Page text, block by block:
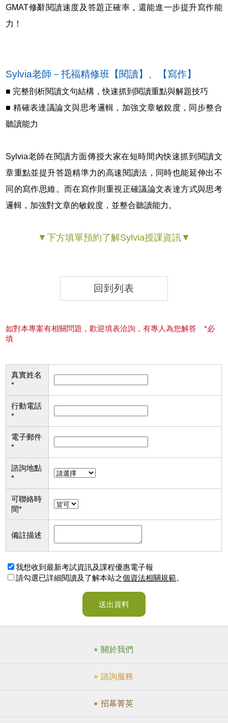
GMAT修辭閱讀速度及答題正確率，還能進一步提升寫作能
力！
Sylvia老師－托福精修班【閱讀】、【寫作】
■ 完整剖析閱讀文句結構，快速抓到閱讀重點與解題技巧
■ 精確表達議論文與思考邏輯，加強文章敏銳度，同步整合
聽讀能力
Sylvia老師在閱讀方面傳授大家在短時間內快速抓到閱讀文
章重點並提升答題精準力的高速閱讀法，同時也能延伸出不
同的寫作思維。而在寫作則重視正確議論文表達方式與思考
邏輯，加強對文章的敏銳度，並整合聽讀能力。
▼下方填單預約了解Sylvia授課資訊▼
回到列表
如對本專案有相關問題，歡迎填表洽詢，有專人為您解答 *必
填
真實姓名
*
行動電話
*
電子郵件
*
諮詢地點
*
可聯絡時
間*
備註描述
我想收到最新考試資訊及課程優惠電子報
請勾選已詳細閱讀及了解本站之個資法相關規範。
送出資料
關於我們
諮詢服務
招幕菁英